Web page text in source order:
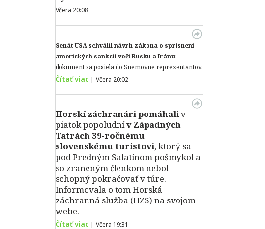
Včera 20:08
Senát USA schválil návrh zákona o sprísnení
amerických sankcií voči Rusku a Iránu;
dokument sa posiela do Snemovne reprezentantov.
Čítať viac | Včera 20:02
Horskí záchranári pomáhaliv
piatok popoludnív Západných
Tatrách 39-ročnému
slovenskému turistovi, ktorý sa
pod Predným Salatínom pošmykol a
so zraneným členkom nebol
schopný pokračovať v túre.
Informovala o tom Horská
záchranná služba (HZS) na svojom
webe.
Čítať viac | Včera 19:31